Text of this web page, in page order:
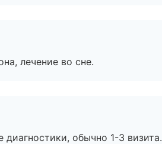
лечение во сне.
обычно 1-3 визита.